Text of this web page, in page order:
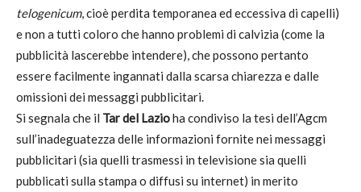
telogenicum, cioè perdita temporanea ed eccessiva di capelli)
e non a tutti coloro che hanno problemi di calvizia (come la
pubblicità lascerebbe intendere), che possono pertanto
essere facilmente ingannati dalla scarsa chiarezza e dalle
omissioni dei messaggi pubblicitari.
Si segnala che il Tar del Lazioha condiviso la tesi dell’Agcm
sull’inadeguatezza delle informazioni fornite nei messaggi
pubblicitari (sia quelli trasmessi in televisione sia quelli
pubblicati sulla stampa o diffusi su internet) in merito